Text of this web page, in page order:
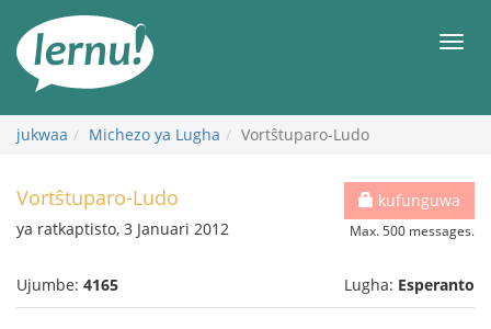
maudhui
jukwaa Michezo ya Lugha Vortŝtuparo-Ludo
kufunguwa
Max. 500 messages.
Vortŝtuparo-Ludo
ya ratkaptisto, 3 Januari 2012
Ujumbe: 4165 Lugha: Esperanto